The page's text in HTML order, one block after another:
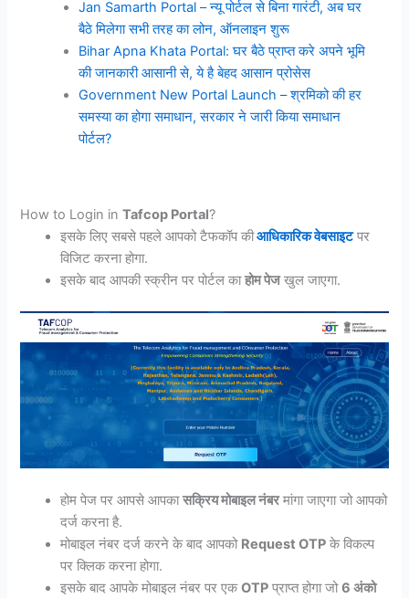
Jan Samarth Portal – न्यू पोर्टल से बिना गारंटी, अब घर
बैठे मिलेगा सभी तरह का लोन, ऑनलाइन शुरू
Bihar Apna Khata Portal: घर बैठे प्राप्त करे अपने भूमि
की जानकारी आसानी से, ये है बेहद आसान प्रोसेस
Government New Portal Launch – श्रमिको की हर
समस्या का होगा समाधान, सरकार ने जारी किया समाधान
पोर्टल?
How to Login inTafcop Portal?
इसके लिए सबसे पहले आपको टैफकॉप कीआधिकारिक वेबसाइटपर
विजिट करना होगा.
इसके बाद आपकी स्क्रीन पर पोर्टल काहोम पेजखुल जाएगा.
होम पेज पर आपसे आपकासक्रिय मोबाइल नंबरमांगा जाएगा जो आपको
दर्ज करना है.
मोबाइल नंबर दर्ज करने के बाद आपको Request OTP के विकल्प
पर क्लिक करना होगा.
इसके बाद आपके मोबाइल नंबर पर एकOTP प्राप्त होगा जो6 अंको